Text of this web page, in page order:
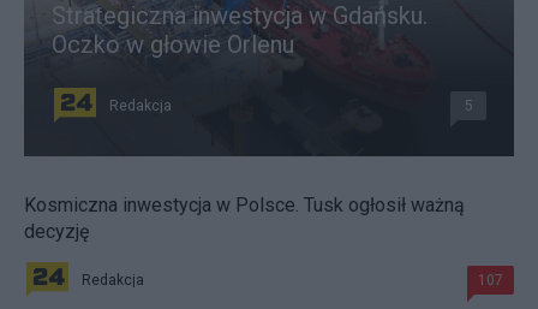
Strategiczna inwestycja w Gdańsku.
Oczko w głowie Orlenu
Redakcja 5
Kosmiczna inwestycja w Polsce. Tusk ogłosił ważną
decyzję
Redakcja 107